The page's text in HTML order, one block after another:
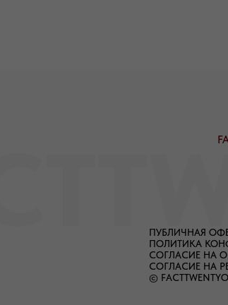
ПУБЛИЧНАЯ
ПОЛИТИКА
СОГЛАСИЕ НА
СОГЛАСИЕ НА
©